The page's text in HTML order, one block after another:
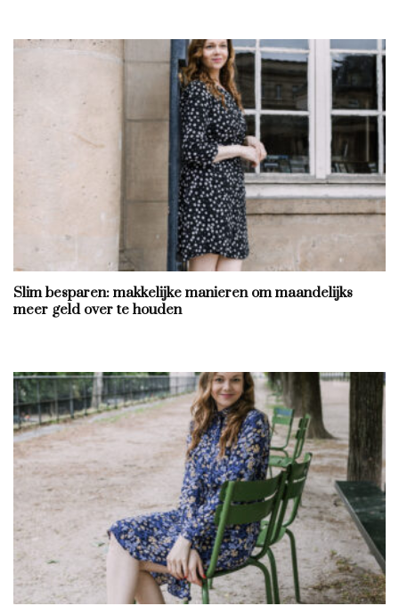
Slim besparen: makkelijke manieren om maandelijks
meer geld over te houden